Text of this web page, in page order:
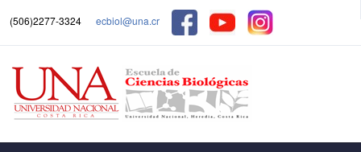
(506)2277-3324 ecbiol@una.cr